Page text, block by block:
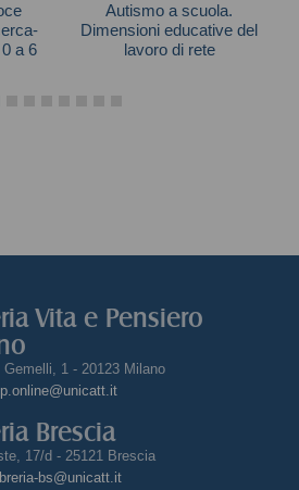
a 6
Autismo a scuola.
Dimensioni educative del
lavoro di rete
Vita e Pensiero
Gemelli, 1 - 20123 Milano
Brescia
17/d - 25121 Brescia
bs@unicatt.it